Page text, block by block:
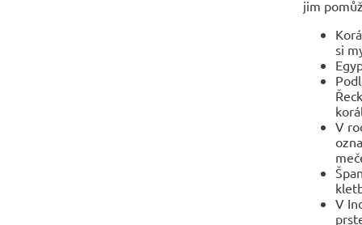
jim
si
V
V